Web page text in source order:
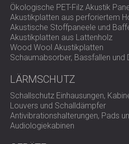
Nachhaltige
moderne
RISE FELT verwandelt
Werkzeug für Komfort und
Kontaktieren Sie DECIBEL noch
nachhaltige, flexible und optisch
Klangkontrolle.
Ökologische PET-Filz Akustik
Akustikplatten aus perforiertem
Akustische Stoffpaneele und
Akustikplatten aus Lattenholz
Wood Wool Akustikplatten
Schaumabsorber, Bassfallen und
LÄRMSCHUTZ
Schallschutz Einhausungen,
Louvers und Schalldämpfer
Antivibrationshalterungen, Pads
Audiologiekabinen